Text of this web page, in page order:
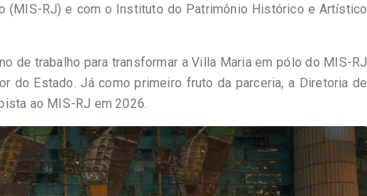
(MIS-RJ) e com o Instituto do Patrimônio Histórico e Artístico
de trabalho para transformar a Villa Maria em pólo do MIS-RJ
do Estado. Já como primeiro fruto da parceria, a Diretoria de
ao MIS-RJ em 2026.